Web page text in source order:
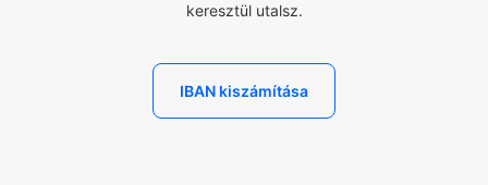
keresztül utalsz.
IBAN kiszámítása